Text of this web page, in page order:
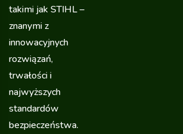
takimi jak STIHL –
znanymi z
innowacyjnych
rozwiązań,
trwałości i
najwyższych
standardów
bezpieczeństwa.